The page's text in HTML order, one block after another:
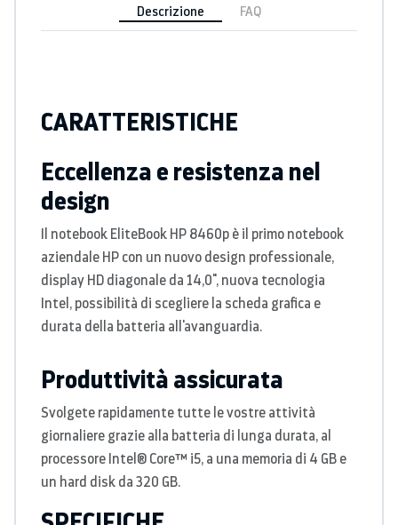
Descrizione FAQ
CARATTERISTICHE
Eccellenza e resistenza nel
design
Il notebook EliteBook HP 8460p è il primo notebook
aziendale HP con un nuovo design professionale,
display HD diagonale da 14,0", nuova tecnologia
Intel, possibilità di scegliere la scheda grafica e
durata della batteria all'avanguardia.
Produttività assicurata
Svolgete rapidamente tutte le vostre attività
giornaliere grazie alla batteria di lunga durata, al
processore Intel® Core™ i5, a una memoria di 4 GB e
un hard disk da 320 GB.